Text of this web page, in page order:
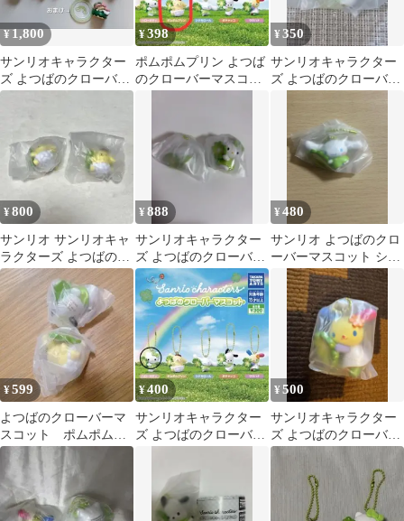
¥1,800
サンリオキャラクター
ズ よつばのクローバー
マスコット⭐コンプリ
¥398
ポムポムプリン よつば
のクローバーマスコッ
¥350
サンリオキャラクター
ズ よつばのクローバー
¥800
サンリオ サンリオキャ
ラクターズ よつばのク
ローバーマスコット ポ
ムポムプリン
¥888
サンリオキャラクター
ズ よつばのクローバー
マスコット
¥480
サンリオ よつばのクロ
ーバーマスコット シナ
モロール ガチャ
¥599
よつばのクローバーマ
スコット ポムポムプ
リン、ポチャッコ
¥400
サンリオキャラクター
ズ よつばのクローバー
¥500
サンリオキャラクター
ズ よつばのクローバー
マスコット ウサハナ